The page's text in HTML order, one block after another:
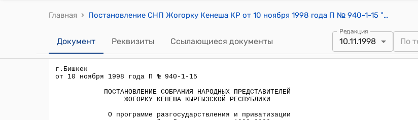
Главная › Постановление СНП Жогорку Кенеша КР от 10 ноября 1998 года П № 940-1-15 "О программе разгосударствления и приватизации государственной собственности на 1998-2000 годы, одобренной постановлением Правительства Кыргызской Республики от 23 июня 1998 года N 379"
Документ Реквизиты Ссылающиеся документы
Редакция
10.11.1998